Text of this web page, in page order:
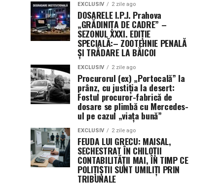
EXCLUSIV 2 zile ago
DOSARELE I.P.J. Prahova
„GRĂDINIȚA DE CADRE” –
SEZONUL XXXI. EDIȚIE
SPECIALĂ:– ZOOTEHNIE PENALĂ
ȘI TRĂDARE LA BĂICOI
EXCLUSIV 2 zile ago
Procurorul (ex) „Portocală” la
prânz, cu justiția la desert:
Fostul procuror-fabrică de
dosare se plimbă cu Mercedes-
ul pe cazul „viața bună”
EXCLUSIV 2 zile ago
FEUDA LUI GRECU: MAISAL,
SECHESTRAT ÎN CHILOȚII
CONTABILITĂȚII MAI, ÎN TIMP CE
POLIȚIȘTII SUNT UMILIȚI PRIN
TRIBUNALE